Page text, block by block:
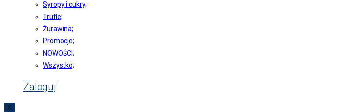
Syropy i cukry;
Trufle;
Żurawina;
Promocje;
NOWOŚCI;
Wszystko;
Zaloguj
X